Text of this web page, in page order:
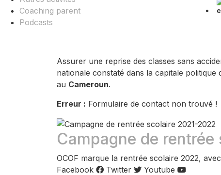
Coaching parent
Podcasts
Assurer une reprise des classes sans
nationale constaté dans la capitale
au Cameroun.
Erreur : Formulaire de contact non trouvé !
Campagne de
OCOF marque la rentrée scolaire 2022,
Facebook
Twitter
Youtube